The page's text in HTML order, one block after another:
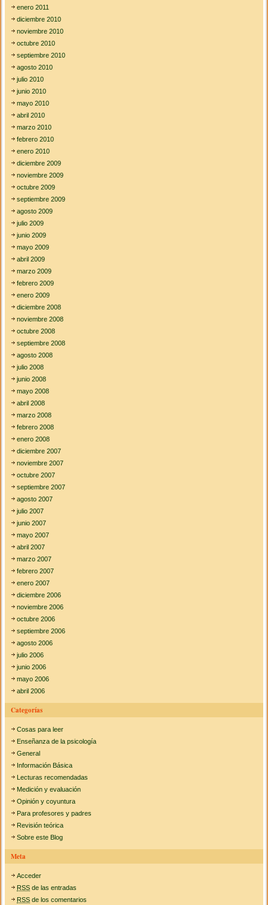
enero 2011
diciembre 2010
noviembre 2010
octubre 2010
septiembre 2010
agosto 2010
julio 2010
junio 2010
mayo 2010
abril 2010
marzo 2010
febrero 2010
enero 2010
diciembre 2009
noviembre 2009
octubre 2009
septiembre 2009
agosto 2009
julio 2009
junio 2009
mayo 2009
abril 2009
marzo 2009
febrero 2009
enero 2009
diciembre 2008
noviembre 2008
octubre 2008
septiembre 2008
agosto 2008
julio 2008
junio 2008
mayo 2008
abril 2008
marzo 2008
febrero 2008
enero 2008
diciembre 2007
noviembre 2007
octubre 2007
septiembre 2007
agosto 2007
julio 2007
junio 2007
mayo 2007
abril 2007
marzo 2007
febrero 2007
enero 2007
diciembre 2006
noviembre 2006
octubre 2006
septiembre 2006
agosto 2006
julio 2006
junio 2006
mayo 2006
abril 2006
Categorías
Cosas para leer
Enseñanza de la psicología
General
Información Básica
Lecturas recomendadas
Medición y evaluación
Opinión y coyuntura
Para profesores y padres
Revisión teórica
Sobre este Blog
Meta
Acceder
RSS de las entradas
RSS de los comentarios